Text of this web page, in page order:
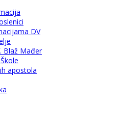
DV
Blaž Mađer
apostola